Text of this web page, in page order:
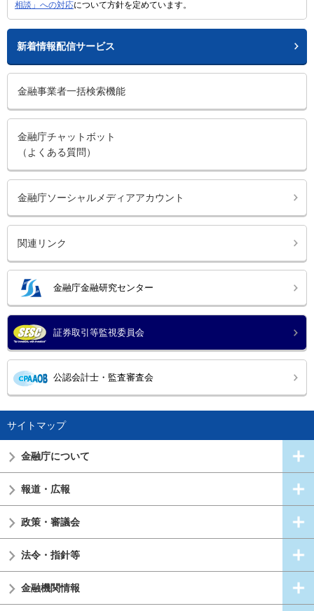
相談」への対応について方針を定めています。
新着情報配信サービス
金融事業者一括検索機能
金融庁チャットボット
（よくある質問）
金融庁ソーシャルメディアアカウント
関連リンク
金融庁金融研究センター
証券取引等監視委員会
公認会計士・監査審査会
サイトマップ
金融庁について
報道・広報
政策・審議会
法令・指針等
金融機関情報